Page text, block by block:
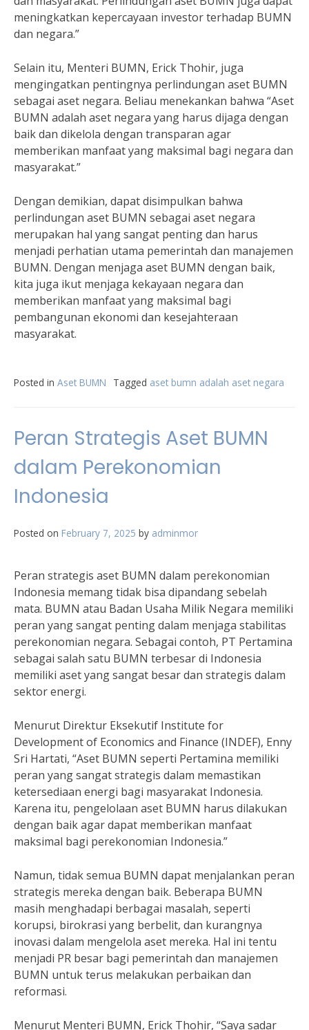
meningkatkan kepercayaan investor terhadap BUMN
dan negara.”
Selain itu, Menteri BUMN, Erick Thohir, juga
mengingatkan pentingnya perlindungan aset BUMN
sebagai aset negara. Beliau menekankan bahwa “Aset
BUMN adalah aset negara yang harus dijaga dengan
baik dan dikelola dengan transparan agar
memberikan manfaat yang maksimal bagi negara dan
masyarakat.”
Dengan demikian, dapat disimpulkan bahwa
perlindungan aset BUMN sebagai aset negara
merupakan hal yang sangat penting dan harus
menjadi perhatian utama pemerintah dan manajemen
BUMN. Dengan menjaga aset BUMN dengan baik,
kita juga ikut menjaga kekayaan negara dan
memberikan manfaat yang maksimal bagi
pembangunan ekonomi dan kesejahteraan
masyarakat.
Posted in Aset BUMN Tagged aset bumn adalah aset negara
Peran Strategis Aset BUMN
dalam Perekonomian
Indonesia
Posted on February 7, 2025 by adminmor
Peran strategis aset BUMN dalam perekonomian
Indonesia memang tidak bisa dipandang sebelah
mata. BUMN atau Badan Usaha Milik Negara memiliki
peran yang sangat penting dalam menjaga stabilitas
perekonomian negara. Sebagai contoh, PT Pertamina
sebagai salah satu BUMN terbesar di Indonesia
memiliki aset yang sangat besar dan strategis dalam
sektor energi.
Menurut Direktur Eksekutif Institute for
Development of Economics and Finance (INDEF), Enny
Sri Hartati, “Aset BUMN seperti Pertamina memiliki
peran yang sangat strategis dalam memastikan
ketersediaan energi bagi masyarakat Indonesia.
Karena itu, pengelolaan aset BUMN harus dilakukan
dengan baik agar dapat memberikan manfaat
maksimal bagi perekonomian Indonesia.”
Namun, tidak semua BUMN dapat menjalankan peran
strategis mereka dengan baik. Beberapa BUMN
masih menghadapi berbagai masalah, seperti
korupsi, birokrasi yang berbelit, dan kurangnya
inovasi dalam mengelola aset mereka. Hal ini tentu
menjadi PR besar bagi pemerintah dan manajemen
BUMN untuk terus melakukan perbaikan dan
reformasi.
Menurut Menteri BUMN, Erick Thohir, “Saya sadar